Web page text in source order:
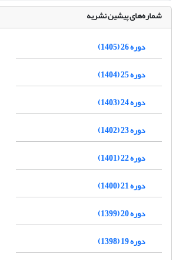
شماره‌های پیشین نشریه
دوره 26 (1405)
دوره 25 (1404)
دوره 24 (1403)
دوره 23 (1402)
دوره 22 (1401)
دوره 21 (1400)
دوره 20 (1399)
دوره 19 (1398)